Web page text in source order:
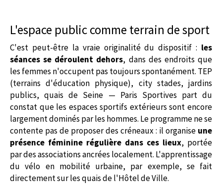
L'espace public comme terrain de sport
C'est peut-être la vraie originalité du dispositif : les
séances se déroulent dehors, dans des endroits que
les femmes n'occupent pas toujours spontanément. TEP
(terrains d'éducation physique), city stades, jardins
publics, quais de Seine — Paris Sportives part du
constat que les espaces sportifs extérieurs sont encore
largement dominés par les hommes. Le programme ne se
contente pas de proposer des créneaux : il organise une
présence féminine régulière dans ces lieux, portée
par des associations ancrées localement. L'apprentissage
du vélo en mobilité urbaine, par exemple, se fait
directement sur les quais de l'Hôtel de Ville.